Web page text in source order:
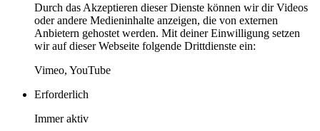
Durch das Akzeptieren dieser Dienste können wir dir Videos
oder andere Medieninhalte anzeigen, die von externen
Anbietern gehostet werden. Mit deiner Einwilligung setzen
wir auf dieser Webseite folgende Drittdienste ein:
Vimeo, YouTube
Erforderlich
Immer aktiv